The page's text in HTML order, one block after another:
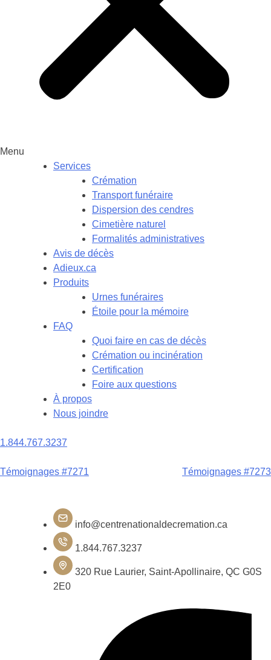
Menu
Services
Crémation
Transport funéraire
Dispersion des cendres
Cimetière naturel
Formalités administratives
Avis de décès
Adieux.ca
Produits
Urnes funéraires
Étoile pour la mémoire
FAQ
Quoi faire en cas de décès
Crémation ou incinération
Certification
Foire aux questions
À propos
Nous joindre
1.844.767.3237
Navigation
Témoignages #7271 Témoignages #7273
info@centrenationaldecremation.ca
1.844.767.3237
320 Rue Laurier, Saint-Apollinaire, QC G0S
2E0